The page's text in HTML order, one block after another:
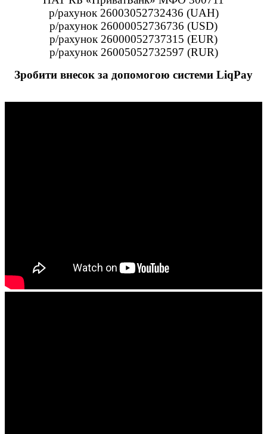
р/рахунок 26003052732436 (UAH)
р/рахунок 26000052736736 (USD)
р/рахунок 26000052737315 (EUR)
р/рахунок 26005052732597 (RUR)
Зробити внесок за допомогою системи LiqPay